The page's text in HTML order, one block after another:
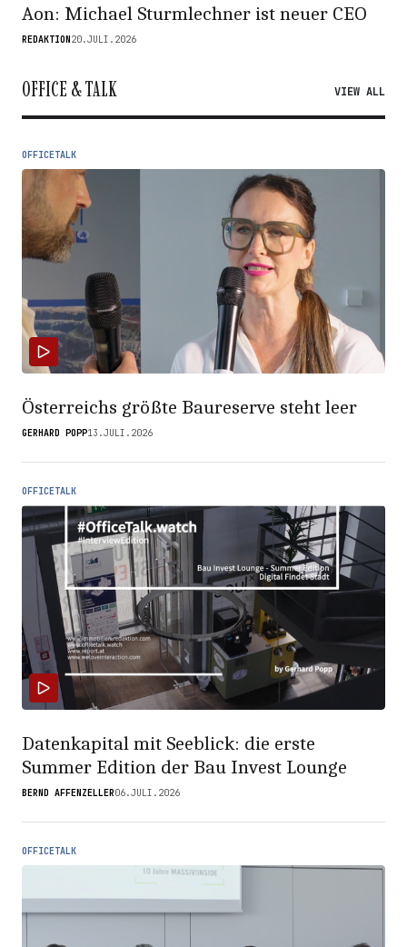
Aon: Michael Sturmlechner ist neuer CEO
REDAKTION20.JULI.2026
OFFICE & TALK VIEW ALL
OFFICETALK
Österreichs größte Baureserve steht leer
GERHARD POPP13.JULI.2026
OFFICETALK
Datenkapital mit Seeblick: die erste
Summer Edition der Bau Invest Lounge
BERND AFFENZELLER06.JULI.2026
OFFICETALK